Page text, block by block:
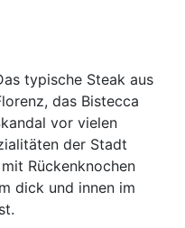
typische Steak aus
das Bistecca
vor vielen
der Stadt
Rückenknochen
dick und innen im